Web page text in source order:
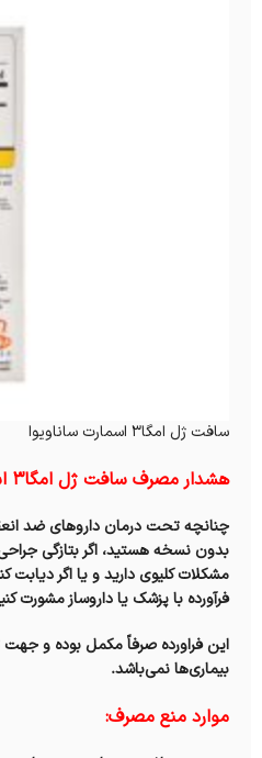
سافت ژل امگا3 اسمارت ساناویوا
هشدار مصرف سافت ژل امگا3 اسمارت سانا ویوا:
چنانچه تحت درمان داروهای ضد
بدون نسخه هستید، اگر بتازگی جراحی
مشکلات کلیوی دارید و یا اگر
فرآورده با پزشک یا داروساز مشورت
این فراورده صرفاً مکمل بوده و
بیماری‌ها نمی‌باشد.
موارد منع مصرف: